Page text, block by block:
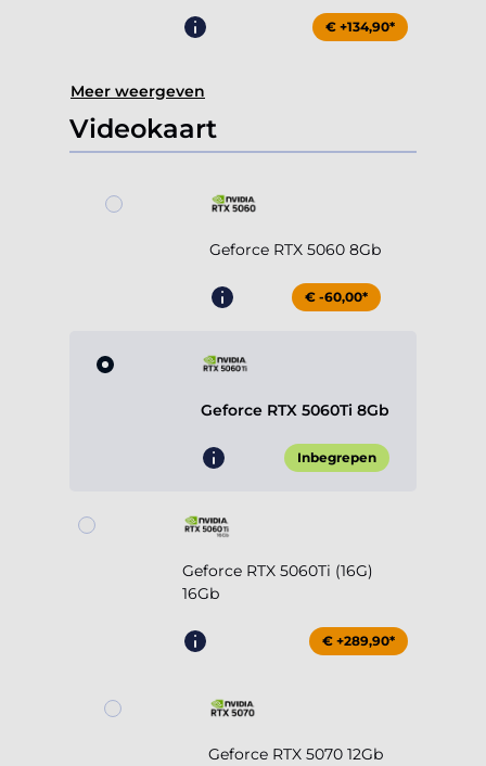
€ +134,90*
Meer weergeven
Videokaart
Geforce RTX 5060 8Gb
€ -60,00*
Geforce RTX 5060Ti 8Gb
Inbegrepen
Geforce RTX 5060Ti (16G)
16Gb
€ +289,90*
Geforce RTX 5070 12Gb